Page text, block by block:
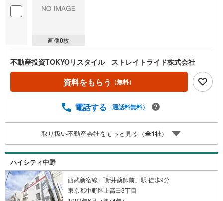
画像0枚
不動産投資TOKYOリスタイル ストレイトライド株式会社
資料をもらう （無料）
電話する （通話料無料）
取り扱い不動産会社をもっと見る（全1社）
ハイシティ中野
西武新宿線 「新井薬師前」駅 徒歩9分
東京都中野区上高田3丁目